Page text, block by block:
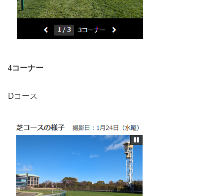
4コーナー
Ⅾコース